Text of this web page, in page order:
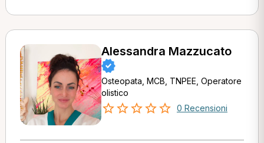
Alessandra Mazzucato
Osteopata, MCB, TNPEE, Operatore
olistico
0 Recensioni